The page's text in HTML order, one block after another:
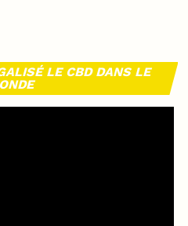
LE CBD DANS LE